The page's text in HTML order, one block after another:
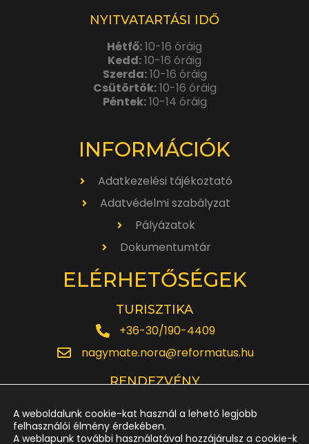
NYITVATARTÁSI IDŐ
Hétfő:10-16 óráig
Kedd:10-16 óráig
Szerda:10-16 óráig
Csütörtök:10-16 óráig
Péntek:10-14 óráig
INFORMÁCIÓK
Adatkezelési tájékoztató
Adatvédelmi szabályzat
Pályázatok
Dokumentumtár
ELÉRHETŐSÉGEK
TURISZTIKA
+36-30/190-4409
nagymate.nora@reformatus.hu
RENDEZVÉNY
rendezveny.nagytemplom@reformatus.hu
A weboldalunk cookie-kat használ a lehető legjobb
felhasználói élmény érdekében.
A weblapunk további használatával hozzájárulsz a cookie-k